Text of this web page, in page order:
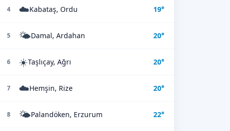
4 ☁️Kabataş, Ordu 19°
5 🌤️Damal, Ardahan 20°
6 ☀️Taşlıçay, Ağrı 20°
7 ☁️Hemşin, Rize 20°
8 🌤️Palandöken, Erzurum 22°